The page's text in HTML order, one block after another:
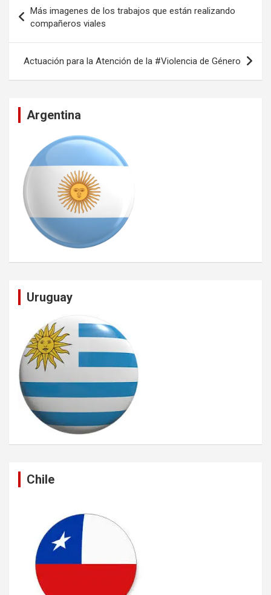
de
entradas
Más imagenes de los trabajos que están realizando
compañeros viales
Actuación para la Atención de la #Violencia de Género
Argentina
Uruguay
Chile